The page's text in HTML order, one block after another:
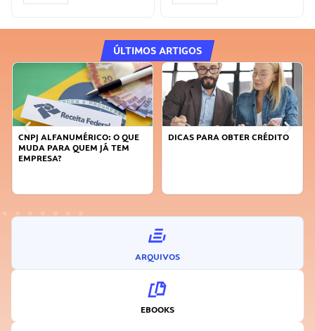
ÚLTIMOS ARTIGOS
CNPJ ALFANUMÉRICO: O QUE
MUDA PARA QUEM JÁ TEM
EMPRESA?
DICAS PARA OBTER CRÉDITO
ARQUIVOS
EBOOKS